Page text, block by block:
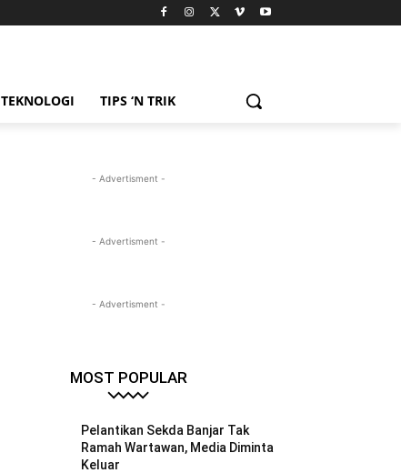
TEKNOLOGI TIPS ‘N TRIK
- Advertisment -
- Advertisment -
- Advertisment -
MOST POPULAR
Pelantikan Sekda Banjar Tak
Ramah Wartawan, Media Diminta
Keluar